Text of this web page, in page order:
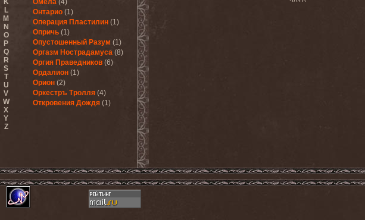
K
L
M
N
O
P
Q
R
S
T
U
V
W
X
Y
Z
Омела (4)
Онтарио (1)
Операция Пластилин (1)
Опричь (1)
Опустошенный Разум (1)
Оргазм Нострадамуса (8)
Оргия Праведников (6)
Ордалион (1)
Орион (2)
Оркестръ Тролля (4)
Откровения Дождя (1)
2010